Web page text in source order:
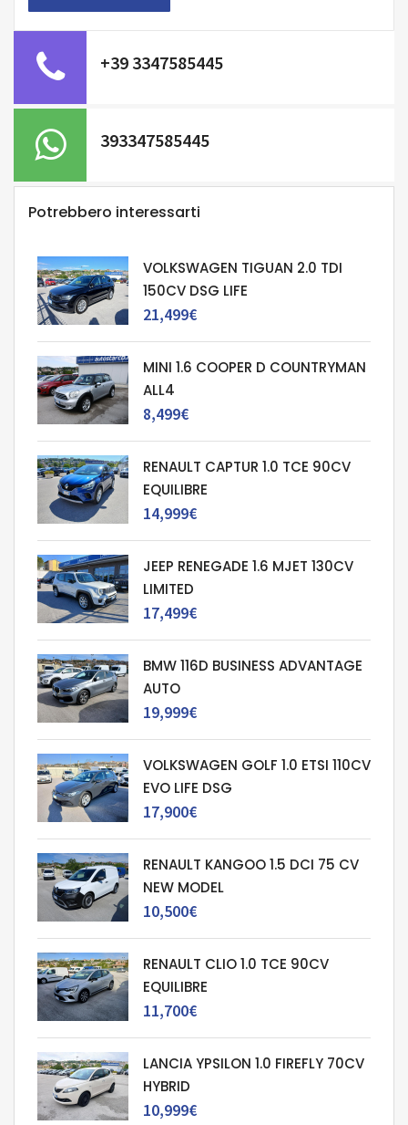
+39 3347585445
393347585445
Potrebbero interessarti
VOLKSWAGEN TIGUAN 2.0 TDI
150CV DSG LIFE
21,499€
MINI 1.6 COOPER D COUNTRYMAN
ALL4
8,499€
RENAULT CAPTUR 1.0 TCE 90CV
EQUILIBRE
14,999€
JEEP RENEGADE 1.6 MJET 130CV
LIMITED
17,499€
BMW 116D BUSINESS ADVANTAGE
AUTO
19,999€
VOLKSWAGEN GOLF 1.0 ETSI 110CV
EVO LIFE DSG
17,900€
RENAULT KANGOO 1.5 DCI 75 CV
NEW MODEL
10,500€
RENAULT CLIO 1.0 TCE 90CV
EQUILIBRE
11,700€
LANCIA YPSILON 1.0 FIREFLY 70CV
HYBRID
10,999€